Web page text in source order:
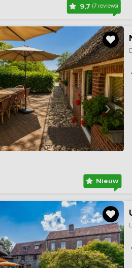
9,7 (7 reviews)
Nieuw